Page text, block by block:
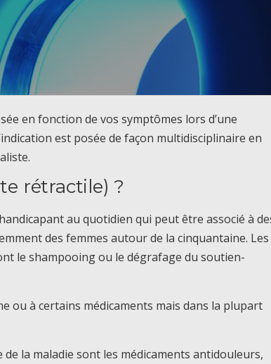
en fonction de vos symptômes lors d’une
est posée de façon multidisciplinaire en
rétractile) ?
au quotidien qui peut être associé à
des femmes autour de la cinquantaine. Les
le shampooing ou le dégrafage du soutien-
ou à certains médicaments mais dans la plupart
la maladie sont les médicaments antidouleurs,